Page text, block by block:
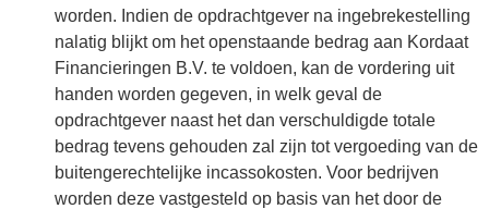
worden. Indien de opdrachtgever na ingebrekestelling
nalatig blijkt om het openstaande bedrag aan Kordaat
Financieringen B.V. te voldoen, kan de vordering uit
handen worden gegeven, in welk geval de
opdrachtgever naast het dan verschuldigde totale
bedrag tevens gehouden zal zijn tot vergoeding van de
buitengerechtelijke incassokosten. Voor bedrijven
worden deze vastgesteld op basis van het door de